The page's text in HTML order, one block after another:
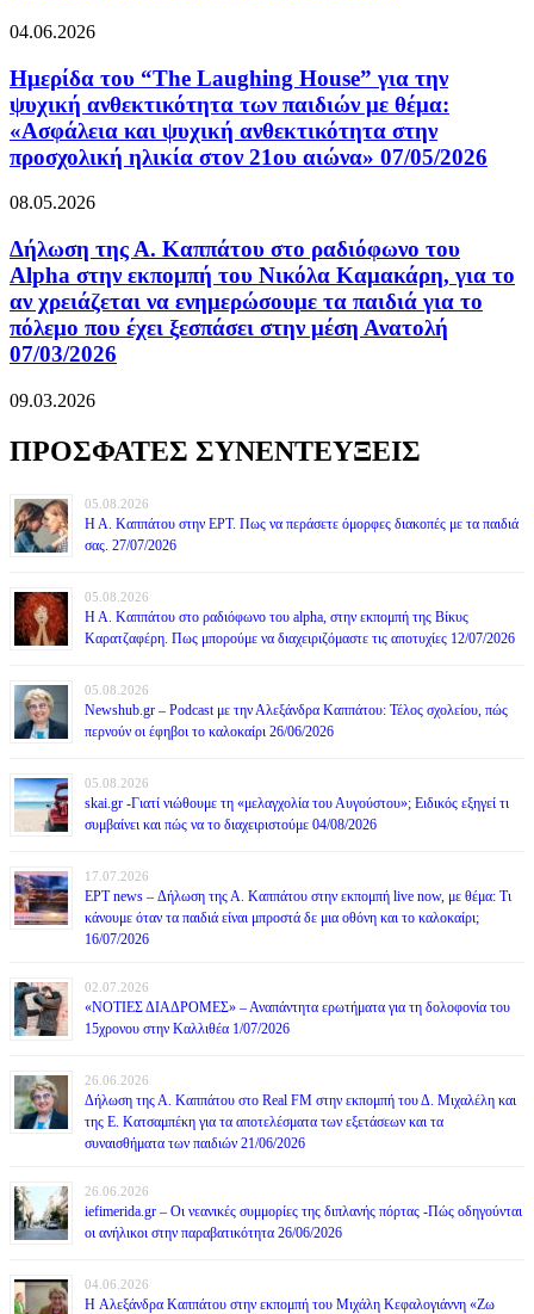
04.06.2026
Ημερίδα του “The Laughing House” για την
ψυχική ανθεκτικότητα των παιδιών με θέμα:
«Ασφάλεια και ψυχική ανθεκτικότητα στην
προσχολική ηλικία στον 21ου αιώνα» 07/05/2026
08.05.2026
Δήλωση της Α. Καππάτου στο ραδιόφωνο του
Alpha στην εκπομπή του Νικόλα Καμακάρη, για το
αν χρειάζεται να ενημερώσουμε τα παιδιά για το
πόλεμο που έχει ξεσπάσει στην μέση Ανατολή
07/03/2026
09.03.2026
ΠΡΟΣΦΑΤΕΣ ΣΥΝΕΝΤΕΥΞΕΙΣ
05.08.2026
Η Α. Καππάτου στην ΕΡΤ. Πως να περάσετε όμορφες διακοπές με τα παιδιά
σας. 27/07/2026
05.08.2026
Η Α. Καππάτου στο ραδιόφωνο του alpha, στην εκπομπή της Βίκυς
Καρατζαφέρη. Πως μπορούμε να διαχειριζόμαστε τις αποτυχίες 12/07/2026
05.08.2026
Newshub.gr – Podcast με την Αλεξάνδρα Καππάτου: Τέλος σχολείου, πώς
περνούν οι έφηβοι το καλοκαίρι 26/06/2026
05.08.2026
skai.gr -Γιατί νιώθουμε τη «μελαγχολία του Αυγούστου»; Ειδικός εξηγεί τι
συμβαίνει και πώς να το διαχειριστούμε 04/08/2026
17.07.2026
ΕΡΤ news – Δήλωση της Α. Καππάτου στην εκπομπή live now, με θέμα: Τι
κάνουμε όταν τα παιδιά είναι μπροστά δε μια οθόνη και το καλοκαίρι;
16/07/2026
02.07.2026
«ΝΟΤΙΕΣ ΔΙΑΔΡΟΜΕΣ» – Αναπάντητα ερωτήματα για τη δολοφονία του
15χρονου στην Καλλιθέα 1/07/2026
26.06.2026
Δήλωση της Α. Καππάτου στο Real FM στην εκπομπή του Δ. Μιχαλέλη και
της Ε. Κατσαμπέκη για τα αποτελέσματα των εξετάσεων και τα
συναισθήματα των παιδιών 21/06/2026
26.06.2026
iefimerida.gr – Οι νεανικές συμμορίες της διπλανής πόρτας -Πώς οδηγούνται
οι ανήλικοι στην παραβατικότητα 26/06/2026
04.06.2026
H Αλεξάνδρα Καππάτου στην εκπομπή του Μιχάλη Κεφαλογιάννη «Ζω